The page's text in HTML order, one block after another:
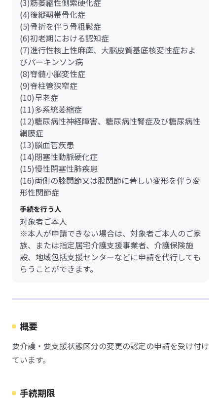
(3)筋萎縮性側索硬化症
(4)後縦靱帯骨化症
(5)骨折を伴う骨粗鬆症
(6)初老期における認知症
(7)進行性核上性麻痺、大脳皮質基底核変性症およ
びパーキンソン病
(8)脊髄小脳変性症
(9)脊柱管狭窄症
(10)早老症
(11)多系統萎縮症
(12)糖尿病性神経障害、糖尿病性腎症及び糖尿病性
網膜症
(13)脳血管疾患
(14)閉塞性動脈硬化症
(15)慢性閉塞性肺疾患
(16)両側の膝関節又は股関節に著しい変形を伴う変
形性関節症
手続を行う人
対象者ご本人
※本人が申請できない場合は、対象者ご本人のご家
族、または指定居宅介護支援事業者、介護保険施
設、地域包括支援センターなどに申請を代行しても
らうことができます。
概要
要介護・要支援状態区分の変更の認定の申請を受け付け
ています。
手続期限